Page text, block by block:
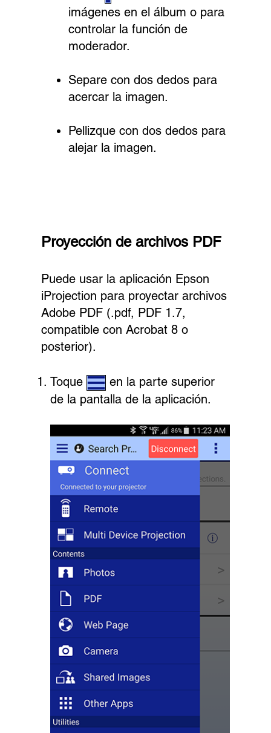
imágenes en el álbum o para
controlar la función de
moderador.
Separe con dos dedos para
acercar la imagen.
Pellizque con dos dedos para
alejar la imagen.
Proyección de archivos PDF
Puede usar la aplicación Epson
iProjection para proyectar archivos
Adobe PDF (.pdf, PDF 1.7,
compatible con Acrobat 8 o
posterior).
Toque
en la parte superior
de la pantalla de la aplicación.